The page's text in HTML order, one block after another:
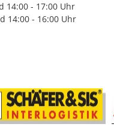
14:00 - 17:00 Uhr
14:00 - 16:00 Uhr